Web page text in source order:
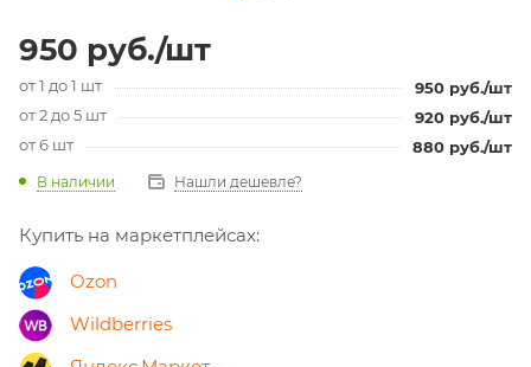
950 руб./шт
от 1 до 1 шт 950 руб./шт
от 2 до 5 шт
920 руб./шт
от 6 шт
880 руб./шт
В наличии Нашли дешевле?
Купить на маркетплейсах:
Ozon
Wildberries